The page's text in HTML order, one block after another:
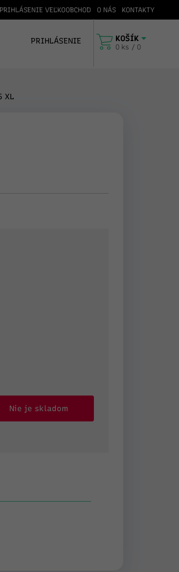
objednávky (do 14:00)
PRIHLÁSENIE VEĽKOOBCHOD O NÁS KONTAKTY
PRIHLÁSENIE KOŠÍK
0 ks / 0
XL
Nie je skladom